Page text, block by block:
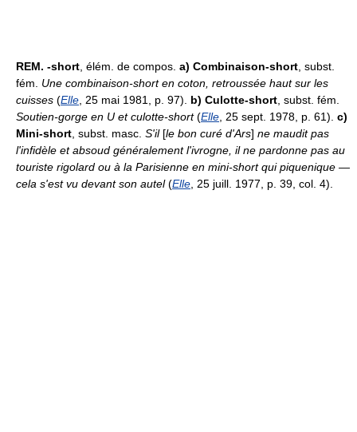
REM. -short , élém. de compos. a) Combinaison-short , subst.
fém. Une combinaison-short en coton, retroussée haut sur les
cuisses (Elle , 25 mai 1981, p. 97). b) Culotte-short , subst. fém.
Soutien-gorge en U et culotte-short(Elle , 25 sept. 1978, p. 61). c)
Mini-short , subst. masc. S'il [le bon curé d'Ars] ne maudit pas
l'infidèle et absoud généralement l'ivrogne, il ne pardonne pas au
touriste rigolard ou à la Parisienne en mini-short qui piquenique —
cela s'est vu devant son autel(Elle , 25 juill. 1977, p. 39, col. 4).